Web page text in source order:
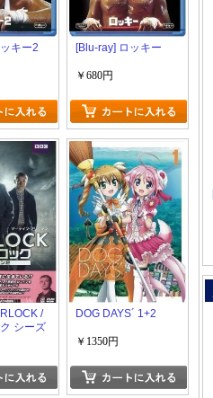
キー2 [Blu-ray] ロッキー
￥680円
/
シーズ
DOG DAYS´ 1+2
￥1350円